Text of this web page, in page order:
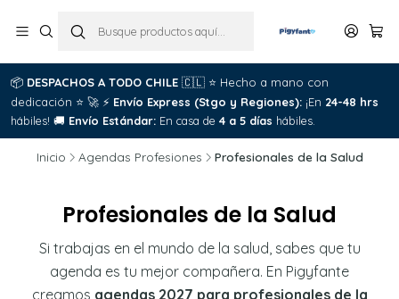
📦 DESPACHOS A TODO CHILE 🇨🇱 ⭐ Hecho a mano con
dedicación ⭐ 🚀 ⚡ Envío Express (Stgo y Regiones): ¡En 24-48 hrs
hábiles! 🚚 Envío Estándar: En casa de 4 a 5 días hábiles.
Inicio Agendas Profesiones Profesionales de la Salud
Profesionales de la Salud
Si trabajas en el mundo de la salud, sabes que tu
agenda es tu mejor compañera. En Pigyfante
creamos agendas 2027 para profesionales de la